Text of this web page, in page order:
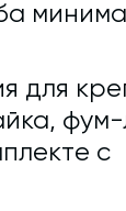
для
фум-
с